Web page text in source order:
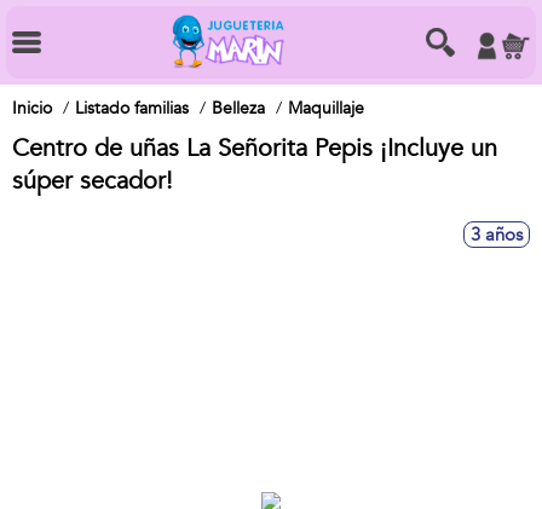
Inicio Listado familias Belleza Maquillaje
Centro de uñas La Señorita Pepis ¡Incluye un
súper secador!
3 años